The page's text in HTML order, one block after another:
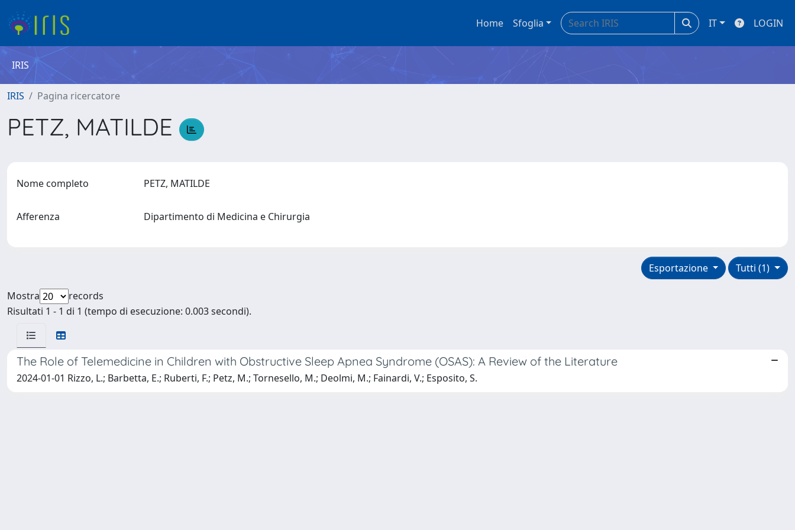
Home Sfoglia IT LOGIN
IRIS
IRIS Pagina ricercatore
PETZ, MATILDE
Nome completo PETZ, MATILDE
Afferenza Dipartimento di Medicina e Chirurgia
Tutti (1)
Esportazione
Mostra
records
Risultati 1 - 1 di 1 (tempo di esecuzione: 0.003 secondi).
The Role of Telemedicine in Children with Obstructive Sleep Apnea Syndrome (OSAS): A Review of the Literature
2024-01-01 Rizzo, L.; Barbetta, E.; Ruberti, F.; Petz, M.; Tornesello, M.; Deolmi, M.; Fainardi, V.; Esposito, S.